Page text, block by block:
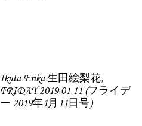
Ikuta Erika 生田絵梨花,
FRIDAY 2019.01.11 (フライデ
ー 2019年1月11日号)